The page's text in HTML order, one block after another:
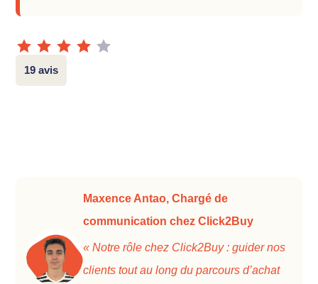
19 avis
Maxence Antao, Chargé de
communication chez Click2Buy
« Notre rôle chez Click2Buy : guider nos
clients tout au long du parcours d’achat